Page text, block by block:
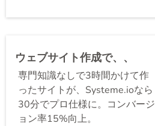
ウェブサイト作成で、、
専門知識なしで3時間かけて作
ったサイトが、Systeme.ioなら
30分でプロ仕様に。コンバージ
ョン率15%向上。